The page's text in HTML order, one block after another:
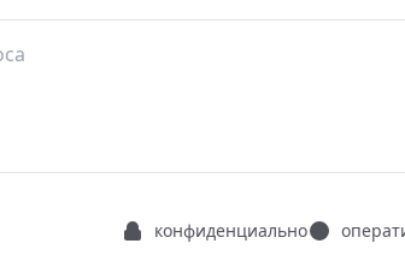
конфиденциально